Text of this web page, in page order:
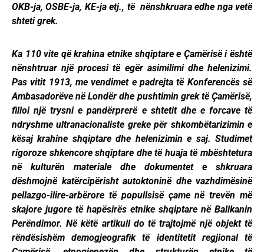
OKB-ja, OSBE-ja, KE-ja etj., të nënshkruara edhe nga vetë
shteti grek.
Ka 110 vite që krahina etnike shqiptare e Çamërisë i është
nënshtruar një procesi të egër asimilimi dhe helenizimi.
Pas vitit 1913, me vendimet e padrejta të Konferencës së
Ambasadorëve në Londër dhe pushtimin grek të Çamërisë,
filloi një trysni e pandërprerë e shtetit dhe e forcave të
ndryshme ultranacionaliste greke për shkombëtarizimin e
kësaj krahine shqiptare dhe helenizimin e saj. Studimet
rigoroze shkencore shqiptare dhe të huaja të mbështetura
në kulturën materiale dhe dokumentet e shkruara
dëshmojnë katërcipërisht autoktoninë dhe vazhdimësinë
pellazgo-ilire-arbërore të popullsisë çame në trevën më
skajore jugore të hapësirës etnike shqiptare në Ballkanin
Perëndimor. Në këtë artikull do të trajtojmë një objekt të
rëndësishëm demogjeografik të identitetit regjional të